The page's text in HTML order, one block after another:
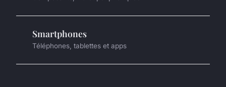
Smartphones
Téléphones, tablettes et apps